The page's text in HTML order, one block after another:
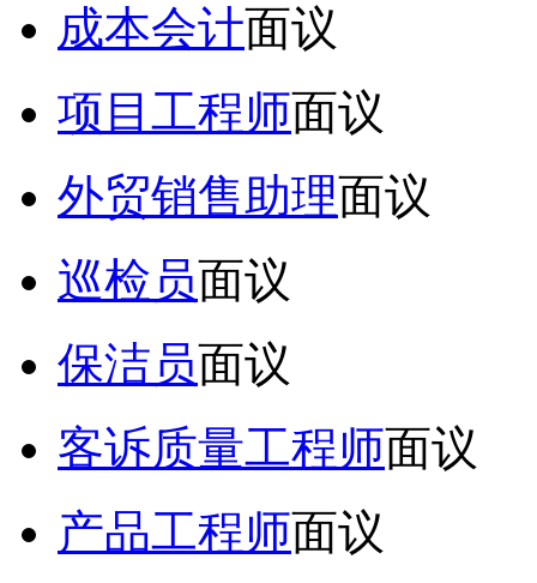
成本会计面议
项目工程师面议
外贸销售助理面议
巡检员面议
保洁员面议
客诉质量工程师面议
产品工程师面议